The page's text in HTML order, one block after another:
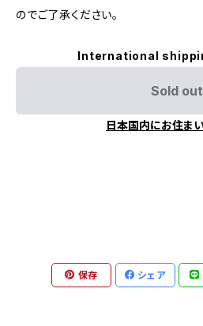
のでご了承ください。
International
Sold out
日本国内にお住ま
保存 シェア